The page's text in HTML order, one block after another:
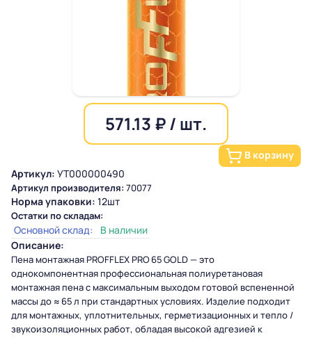
571.13 ₽ / шт.
В корзину
Артикул: УТ000000490
Артикул производителя: 70077
Норма упаковки: 12шт
Остатки по складам:
Основной склад:
В наличии
Описание:
Пена монтажная PROFFLEX PRO 65 GOLD — это
однокомпонентная профессиональная полиуретановая
монтажная пена с максимальным выходом готовой вспененной
массы до ≈ 65 л при стандартных условиях. Изделие подходит
для монтажных, уплотнительных, герметизационных и тепло /
звукоизоляционных работ, обладая высокой адгезией к